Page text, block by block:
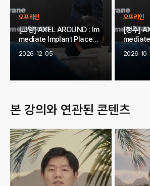
오프라인
[고양] AXEL AROUND : Im
mediate Implant Placeme
2026-12-05
오프라인
[청주]
2026-10-
본 강의와 연관된 콘텐츠